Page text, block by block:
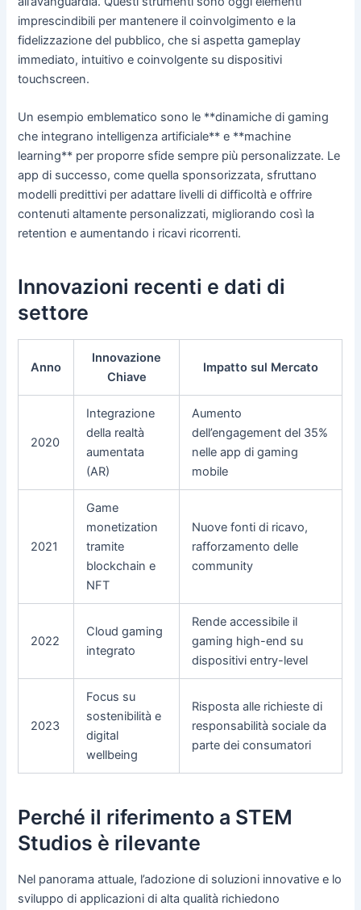
imprescindibili per mantenere il coinvolgimento e la
fidelizzazione del pubblico, che si aspetta gameplay
immediato, intuitivo e coinvolgente su dispositivi
touchscreen.
Un esempio emblematico sono le **dinamiche di gaming
che integrano intelligenza artificiale** e **machine
learning** per proporre sfide sempre più personalizzate. Le
app di successo, come quella sponsorizzata, sfruttano
modelli predittivi per adattare livelli di difficoltà e offrire
contenuti altamente personalizzati, migliorando così la
retention e aumentando i ricavi ricorrenti.
Innovazioni recenti e dati di
settore
Anno
Innovazione
Chiave
Impatto sul Mercato
2020
Integrazione
della realtà
aumentata
(AR)
Aumento
dell’engagement del 35%
nelle app di gaming
mobile
2021
Game
monetization
tramite
blockchain e
NFT
Nuove fonti di ricavo,
rafforzamento delle
community
2022
Cloud gaming
integrato
Rende accessibile il
gaming high-end su
dispositivi entry-level
2023
Focus su
sostenibilità e
digital
wellbeing
Risposta alle richieste di
responsabilità sociale da
parte dei consumatori
Perché il riferimento a STEM
Studios è rilevante
Nel panorama attuale, l’adozione di soluzioni innovative e lo
sviluppo di applicazioni di alta qualità richiedono